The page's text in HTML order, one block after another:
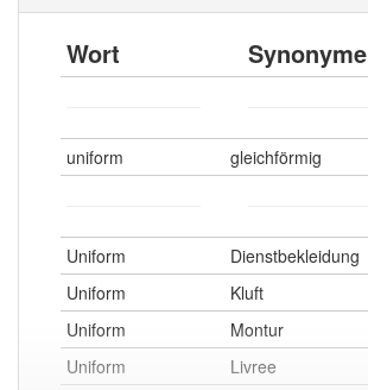
Wort Synonyme
uniform gleichförmig
Uniform
Dienstbekleidung
Uniform
Kluft
Uniform
Montur
Uniform
Livree